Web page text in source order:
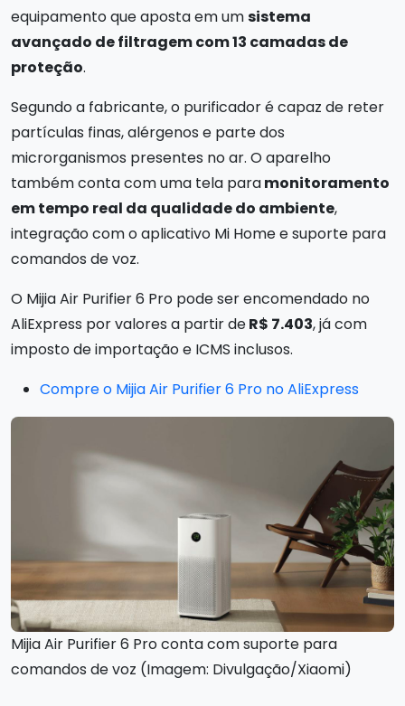
equipamento que aposta em umsistema
avançado de filtragem com 13 camadas de
proteção.
Segundo a fabricante, o purificador é capaz de reter
partículas finas, alérgenos e parte dos
microrganismos presentes no ar. O aparelho
também conta com uma tela paramonitoramento
em tempo real da qualidade do ambiente,
integração com o aplicativo Mi Home e suporte para
comandos de voz.
O Mijia Air Purifier 6 Pro pode ser encomendado no
AliExpress por valores a partir deR$ 7.403, já com
imposto de importação e ICMS inclusos.
Compre o Mijia Air Purifier 6 Pro no AliExpress
Mijia Air Purifier 6 Pro conta com suporte para
comandos de voz (Imagem: Divulgação/Xiaomi)